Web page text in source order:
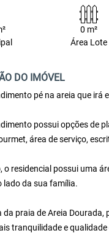
0 m²
Área Lote
DO IMÓVEL
pé na areia que irá
possui opções de
área de serviço,
o residencial possui uma
lado da sua família.
da praia de Areia
tranquilidade e qualidade